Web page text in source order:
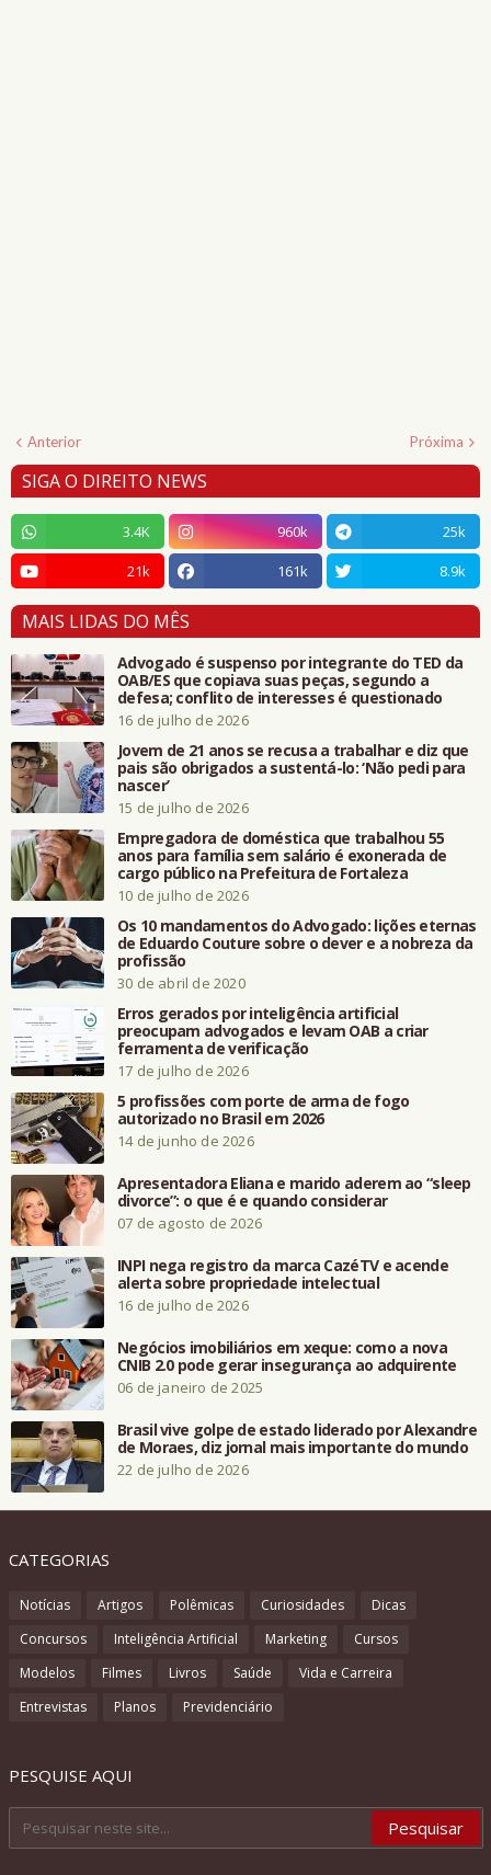
Anterior Próxima
SIGA O DIREITO NEWS
3.4K 960k
25k
21k
161k 8.9k
MAIS LIDAS DO MÊS
Advogado é suspenso por integrante do TED da
OAB/ES que copiava suas peças, segundo a
defesa; conflito de interesses é questionado
16 de julho de 2026
Jovem de 21 anos se recusa a trabalhar e diz que
pais são obrigados a sustentá-lo: ‘Não pedi para
nascer’
15 de julho de 2026
Empregadora de doméstica que trabalhou 55
anos para família sem salário é exonerada de
cargo público na Prefeitura de Fortaleza
10 de julho de 2026
Os 10 mandamentos do Advogado: lições eternas
de Eduardo Couture sobre o dever e a nobreza da
profissão
30 de abril de 2020
Erros gerados por inteligência artificial
preocupam advogados e levam OAB a criar
ferramenta de verificação
17 de julho de 2026
5 profissões com porte de arma de fogo
autorizado no Brasil em 2026
14 de junho de 2026
Apresentadora Eliana e marido aderem ao “sleep
divorce”: o que é e quando considerar
07 de agosto de 2026
INPI nega registro da marca CazéTV e acende
alerta sobre propriedade intelectual
16 de julho de 2026
Negócios imobiliários em xeque: como a nova
CNIB 2.0 pode gerar insegurança ao adquirente
06 de janeiro de 2025
Brasil vive golpe de estado liderado por Alexandre
de Moraes, diz jornal mais importante do mundo
22 de julho de 2026
CATEGORIAS
Notícias Artigos Polêmicas Curiosidades
Dicas
Concursos
Inteligência Artificial Marketing
Cursos
Modelos
Filmes Livros Saúde
Vida e Carreira
Entrevistas
Planos Previdenciário
PESQUISE AQUI